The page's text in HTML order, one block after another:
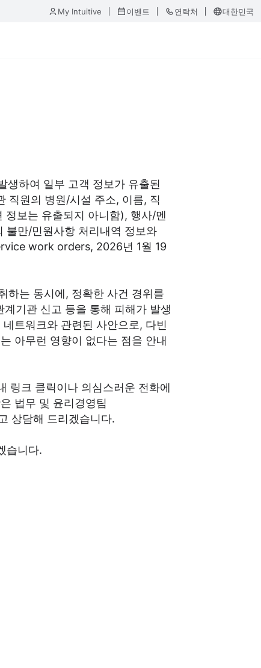
My Intuitive 이벤트 연락처 대한민국
생하여 일부 고객 정보가 유출된
직원의 병원/시설 주소, 이름, 직
정보는 유출되지 아니함), 행사/멘
만/민원사항 처리내역 정보와
work orders, 2026년 1월 19
하는 동시에, 정확한 사건 경위를
기관 신고 등을 통해 피해가 발생
트워크와 관련된 사안으로, 다빈
아무런 영향이 없다는 점을 안내
링크 클릭이나 의심스러운 전화에
법무 및 윤리경영팀
상담해 드리겠습니다.
습니다.